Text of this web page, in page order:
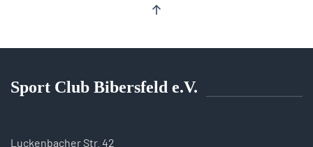
Sport Club Bibersfeld e.V.
Luckenbacher Str. 42